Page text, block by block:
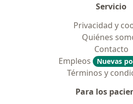
Servicio
Privacidad y
Quiénes
Contacto
Empleos
Nuevas
Términos y
Para los